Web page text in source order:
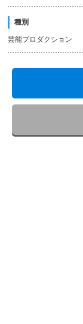
種別
芸能プロダクション